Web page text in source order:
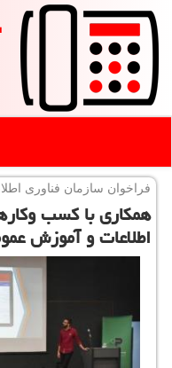
فراخوان سازمان فناوری
همكاری با كسب
اطلاعات و آموزش